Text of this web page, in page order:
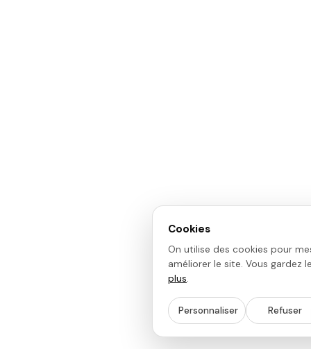
Cookies
On utilise des cookies pour
améliorer le site. Vous gardez
plus.
Personnaliser Refuser